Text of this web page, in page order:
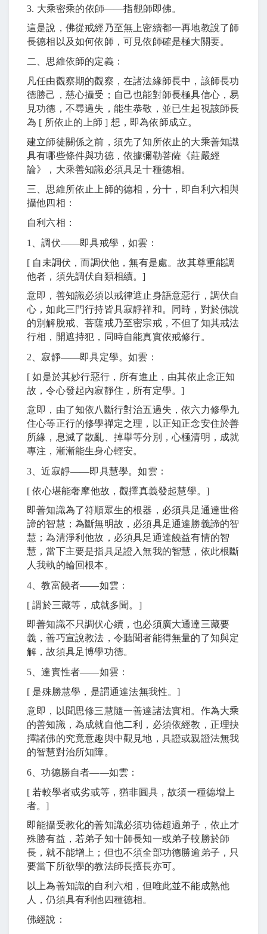
3. 大乘密乘的依師――指觀師即佛。
這是說，佛從戒經乃至無上密續都一再地教說了師
長德相以及如何依師，可見依師確是極大關要。
二、思維依師的定義：
凡任由觀察期的觀察，在諸法緣師長中，該師長功
德勝己，慈心攝受；自己也能對師長極具信心，易
見功德，不尋過失，能生恭敬，並已生起視該師長
為 [ 所依止的上師 ] 想，即為依師成立。
建立師徒關係之前，須先了知所依止的大乘善知識
具有哪些條件與功德，依據彌勒菩薩《莊嚴經
論》，大乘善知識必須具足十種德相。
三、思維所依止上師的德相，分十，即自利六相與
攝他四相：
自利六相：
1
、調伏――即具戒學，如雲：
[ 自未調伏，而調伏他，無有是處。故其尊重能調
他者，須先調伏自類相續。]
意即，善知識必須以戒律遮止身語意惡行，調伏自
心，如此三門行持皆具寂靜祥和。同時，對於佛說
的別解脫戒、菩薩戒乃至密宗戒，不但了知其戒法
行相，開遮持犯，同時自能真實依戒修行。
2 、寂靜――即具定學。如雲：
[如是於其妙行惡行，所有進止，由其依止念正知
故，令心發起內寂靜住，所有定學。]
意即，由了知依八斷行對治五過失，依六力修學九
住心等正行的修學禪定之理，以正知正念安住於善
所緣，息滅了散亂、掉舉等分別，心極清明，成就
專注，漸漸能生身心輕安。
3 、近寂靜――即具慧學。如雲：
[依心堪能奢摩他故，觀擇真義發起慧學。]
即善知識為了符順眾生的根器，必須具足通達世俗
諦的智慧；為斷無明故，必須具足通達勝義諦的智
慧；為清淨利他故，必須具足通達饒益有情的智
慧，當下主要是指具足證入無我的智慧，依此根斷
人我執的輪回根本。
4 、教富饒者――如雲：
[謂於三藏等，成就多聞。 ]
即善知識不只調伏心續，也必須廣大通達三藏要
義，善巧宣說教法，令聽聞者能得無量的了知與定
解，故須具足博學功德。
5 、達實性者――如雲：
[ 是殊勝慧學，是謂通達法無我性。]
意即，以聞思修三慧隨一善達諸法實相。作為大乘
的善知識，為成就自他二利，必須依經教，正理抉
擇諸佛的究竟意趣與中觀見地，具證或親證法無我
的智慧對治所知障。
6 、功德勝自者――如雲：
[ 若較學者或劣或等，猶非圓具，故須一種德增上
者。]
即能攝受教化的善知識必須功德超過弟子，依止才
殊勝有益，若弟子知十師長知一或弟子較勝於師
長，就不能增上；但也不須全部功德勝逾弟子，只
要當下所欲學的教法師長擅長亦可。
以上為善知識的自利六相，但唯此並不能成熟他
人，仍須具有利他四種德相。
佛經說：